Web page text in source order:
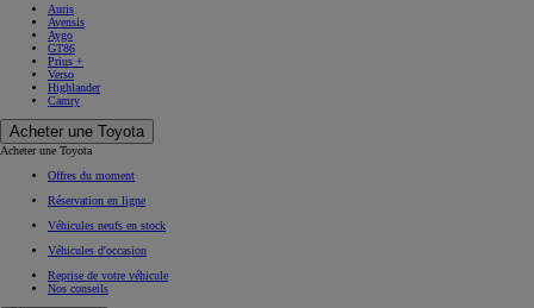
Auris
Avensis
Aygo
GT86
Prius +
Verso
Highlander
Camry
Acheter une Toyota
Acheter une Toyota
Offres du moment
Réservation en ligne
Véhicules neufs en stock
Véhicules d'occasion
Reprise de votre véhicule
Nos conseils